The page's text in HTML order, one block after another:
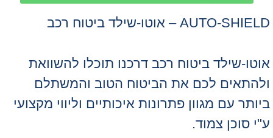
AUTO-SHIELD – אוטו-שילד ביטוח רכב
אוטו-שילד ביטוח רכב דרכנו תוכלו להשוואת
ולהתאים לכם את הביטוח הטוב והמשתלם
ביותר עם מגוון פתרונות איכותיים וליווי מקצועי
ע"י סוכן צמוד.